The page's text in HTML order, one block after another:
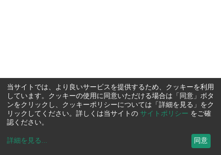
当サイトでは、より良いサービスを提供するため、クッキーを利用
しています。クッキーの使用に同意いただける場合は「同意」ボタ
ンをクリックし、クッキーポリシーについては「詳細を見る」をク
リックしてください。詳しくは当サイトの サイトポリシー をご確
認ください。
詳細を見る ... 同意